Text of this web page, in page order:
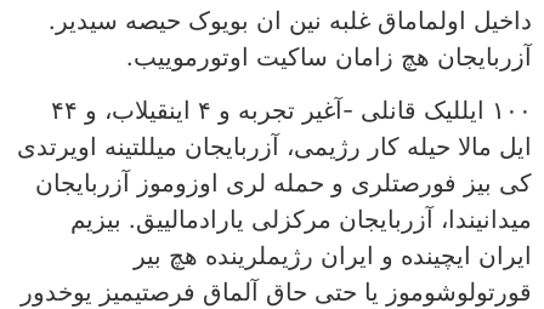
داخیل اولماماق غلبه نین ان بویوک حیصه سیدیر.
آزربایجان هچ زامان ساکیت اوتورموییب.
۱۰۰ ایللیک قانلی -آغیر تجربه و ۴ اینقیلاب، و ۴۴
ایل مالا حیله کار رژیمی، آزربایجان میللتینه اویرتدی
کی بیز فورصتلری و حمله لری اوزوموز آزربایجان
میدانیندا، آزربایجان مرکزلی یارادمالییق‌. بیزیم
ایران ایچینده و ایران رژیملرینده هچ بیر
قورتولوشوموز یا حتی حاق آلماق فرصتیمیز یوخدور